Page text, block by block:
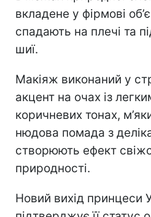
вкладене у фірмові
спадають на плечі та
шиї.
Макіяж виконаний у
акцент на очах із
коричневих тонах,
нюдова помада з
створюють ефект
природності.
Новий вихід принцеси